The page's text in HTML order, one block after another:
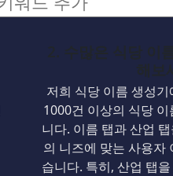
2. 수많은 식당 이
해보
저희 식당 이름 생성
1000건 이상의 식당
니다. 이름 탭과 산업
의 니즈에 맞는 사용자
습니다. 특히, 산업 탭